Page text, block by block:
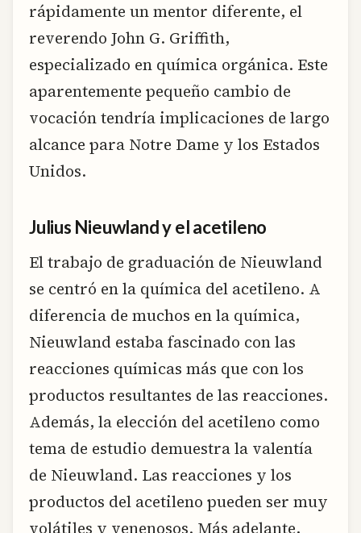
rápidamente un mentor diferente, el
reverendo John G. Griffith,
especializado en química orgánica. Este
aparentemente pequeño cambio de
vocación tendría implicaciones de largo
alcance para Notre Dame y los Estados
Unidos.
Julius Nieuwland y el acetileno
El trabajo de graduación de Nieuwland
se centró en la química del acetileno. A
diferencia de muchos en la química,
Nieuwland estaba fascinado con las
reacciones químicas más que con los
productos resultantes de las reacciones.
Además, la elección del acetileno como
tema de estudio demuestra la valentía
de Nieuwland. Las reacciones y los
productos del acetileno pueden ser muy
volátiles y venenosos. Más adelante,